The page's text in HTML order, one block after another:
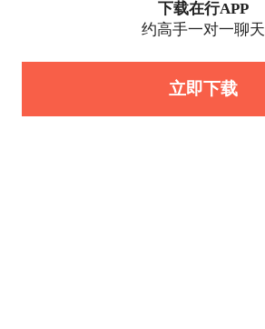
下载在行APP
约高手一对一聊天
立即下载